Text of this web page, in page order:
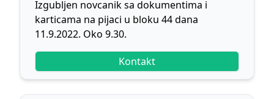
Izgubljen novcanik sa dokumentima i
karticama na pijaci u bloku 44 dana
11.9.2022. Oko 9.30.
Kontakt